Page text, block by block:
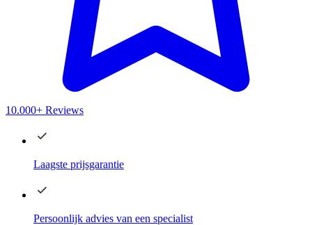
10.000+ Reviews
Laagste prijsgarantie
Persoonlijk advies van een specialist